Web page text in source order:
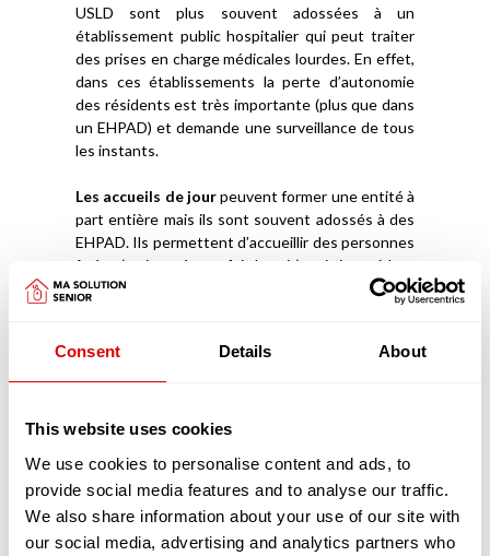
Consent Details About
This website uses cookies
We use cookies to personalise content and ads, to
provide social media features and to analyse our traffic.
We also share information about your use of our site with
our social media, advertising and analytics partners who
USLD sont plus souvent adossées à un
établissement public hospitalier qui peut traiter
des prises en charge médicales lourdes. En effet,
dans ces établissements la perte d’autonomie
des résidents est très importante (plus que dans
un EHPAD) et demande une surveillance de tous
les instants.
Les accueils de jourpeuvent former une entité à
part entière mais ils sont souvent adossés à des
EHPAD. Ils permettent d’accueillir des personnes
âgées (en journée, parfois la nuit), qui vivent à leur
domicile avec un Aidant Familial et de les stimuler
afin qu’elles puissent rester davantage chez elles.
l’Aidant la capacité de souffler, de reprendre des
forces et d’être mieux armé et accompagné pour
Les pathologies liées au vieillissement prises
en charge dans les EHPAD
Les pathologies liées au vieillissement sont